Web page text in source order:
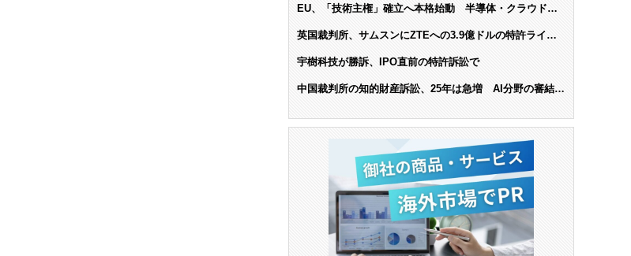
EU、「技術主権」確立へ本格始動 半導体・クラウド・
英国裁判所、サムスンにZTEへの3.9億ドルの特許ライセ
宇樹科技が勝訴、IPO直前の特許訴訟で
中国裁判所の知的財産訴訟、25年は急増 AI分野の審結件